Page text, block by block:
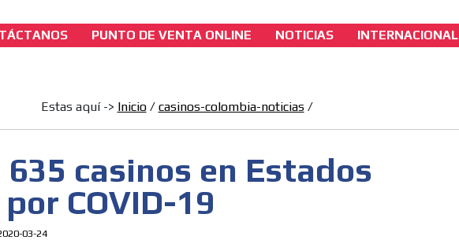
PUNTO DE VENTA ONLINE NOTICIAS INTERNACIONAL
COVID-19
Estas aquí -> Inicio/ casinos-colombia-noticias/
635 casinos en Estados
COVID-19
03-24